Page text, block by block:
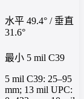
水平 49.4° / 垂直
31.6°
最小 5 mil C39
5 mil C39: 25–95
mm; 13 mil UPC: